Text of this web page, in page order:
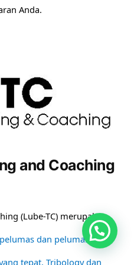
Anda.
and Coaching
(Lube-TC) merupakan
dan pelumasan
tepat, Tribology dan